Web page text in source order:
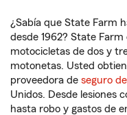
¿Sabía que State Farm
desde 1962? State
motocicletas de dos y
motonetas. Usted
proveedora de seguro
Unidos. Desde lesiones
hasta robo y gastos de